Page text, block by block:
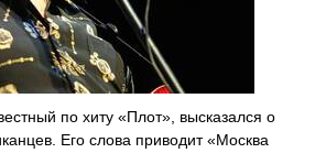
по хиту «Плот», высказался о
Его слова приводит «Москва